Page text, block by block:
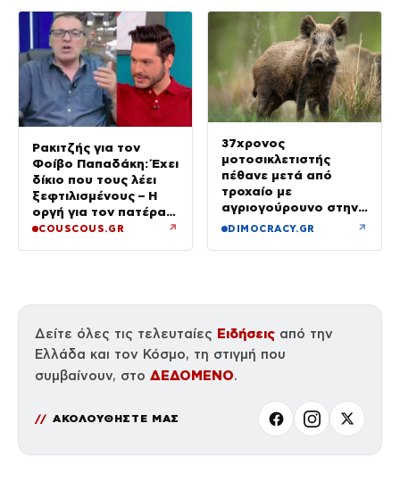
Ρακιτζής για τον
Φοίβο Παπαδάκη: Έχει
δίκιο που τους λέει
ξεφτιλισμένους – Η
οργή για τον πατέρα
του
COUSCOUS.GR ↗
37χρονος
μοτοσικλετιστής
πέθανε μετά από
τροχαίο με
αγριογούρουνο στην
Εύβοια
DIMOCRACY.GR ↗
Δείτε όλες τις τελευταίες Ειδήσεις από την
Ελλάδα και τον Κόσμο, τη στιγμή που
συμβαίνουν, στο ΔΕΔΟΜΕΝΟ.
ΑΚΟΛΟΥΘΗΣΤΕ ΜΑΣ